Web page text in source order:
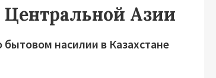
Азии
насилии в Казахстане